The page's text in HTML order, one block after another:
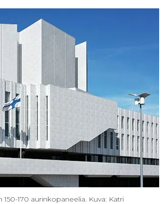
170 aurinkopaneelia. Kuva: Katri